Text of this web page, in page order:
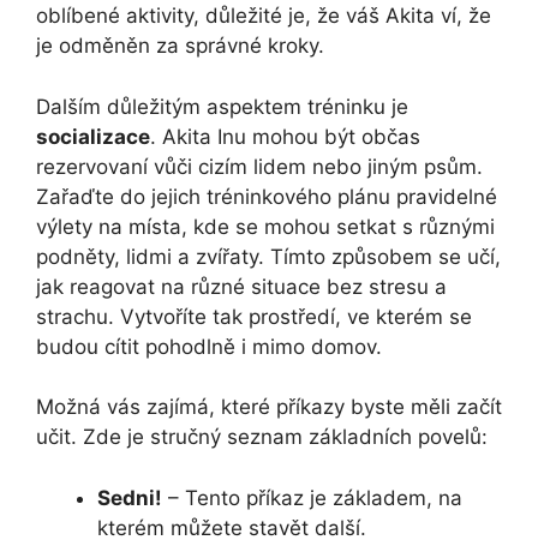
oblíbené aktivity, důležité je, že váš Akita ví, že
je odměněn za správné kroky.
Dalším důležitým aspektem tréninku je
socializace. Akita Inu mohou být občas
rezervovaní vůči cizím lidem nebo jiným psům.
Zařaďte do jejich tréninkového plánu pravidelné
výlety na místa, kde se mohou setkat s různými
podněty, lidmi a zvířaty. Tímto způsobem se učí,
jak reagovat na různé situace bez stresu a
strachu. Vytvoříte tak prostředí, ve kterém se
budou cítit pohodlně i mimo domov.
Možná vás zajímá, které příkazy byste měli začít
učit. Zde je stručný seznam základních povelů:
Sedni! – Tento příkaz je základem, na
kterém můžete stavět další.